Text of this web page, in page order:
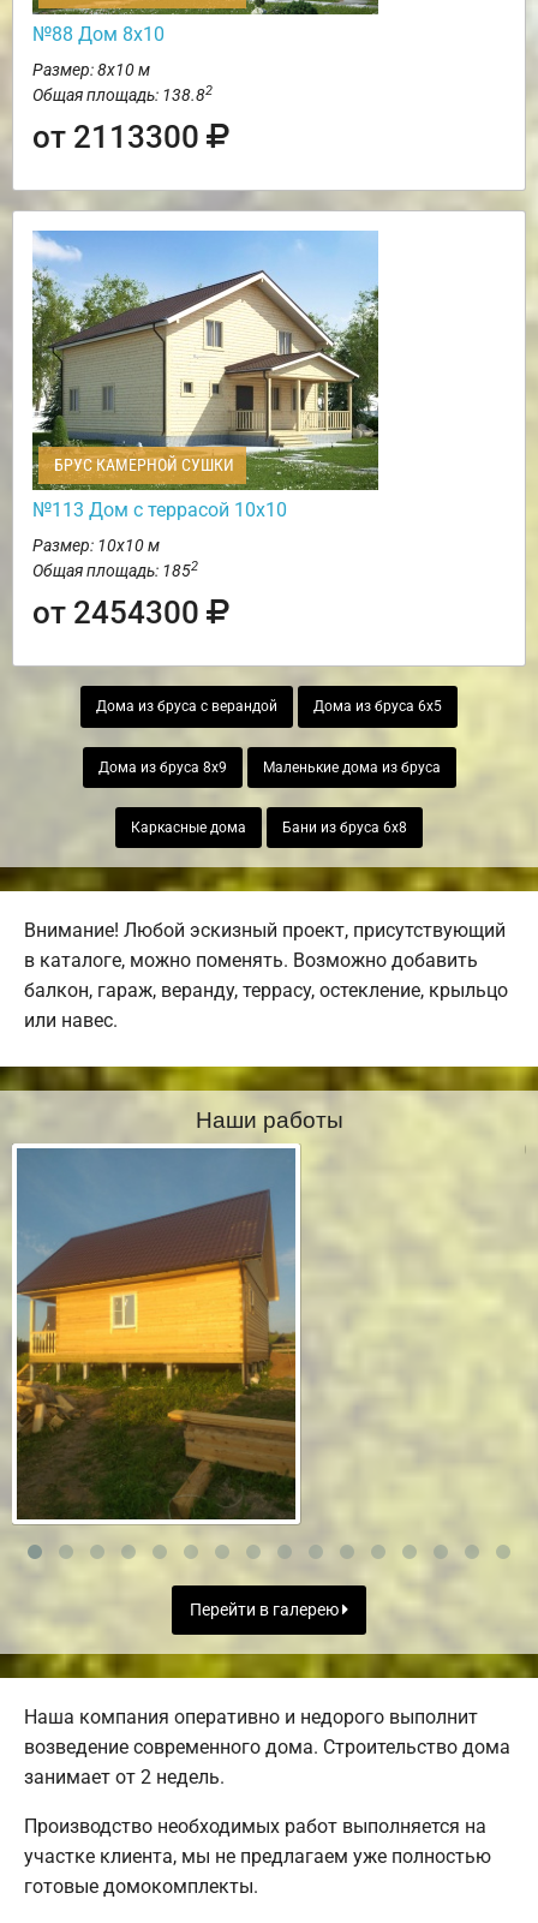
№88 Дом 8х10
Размер: 8х10 м
Общая площадь: 138.82
от 2113300
БРУС КАМЕРНОЙ СУШКИ
№113 Дом с террасой 10х10
Размер: 10х10 м
Общая площадь: 1852
от 2454300
Дома из бруса с верандой Дома из бруса 6х5
Дома из бруса 8х9 Маленькие дома из бруса
Каркасные дома Бани из бруса 6х8
Внимание! Любой эскизный проект, присутствующий
в каталоге, можно поменять. Возможно добавить
балкон, гараж, веранду, террасу, остекление, крыльцо
или навес.
Наши работы
Перейти в галерею
Наша компания оперативно и недорого выполнит
возведение современного дома. Строительство дома
занимает от 2 недель.
Производство необходимых работ выполняется на
участке клиента, мы не предлагаем уже полностью
готовые домокомплекты.